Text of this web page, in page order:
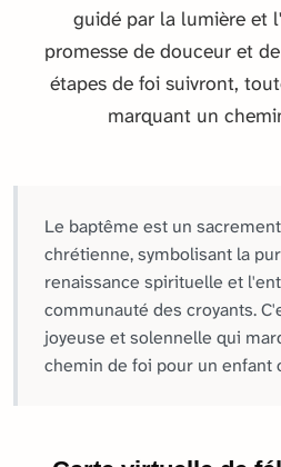
guidé par la lumière et
promesse de douceur et
étapes de foi suivront,
marquant un
Le baptême est un
chrétienne, symbolisant la
renaissance spirituelle et
communauté des croyants.
joyeuse et solennelle qui
chemin de foi pour un enfant